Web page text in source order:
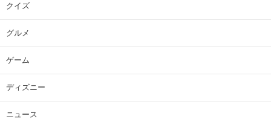
クイズ
グルメ
ゲーム
ディズニー
ニュース